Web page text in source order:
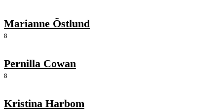
Marianne Östlund
8
Pernilla Cowan
8
Kristina Harbom